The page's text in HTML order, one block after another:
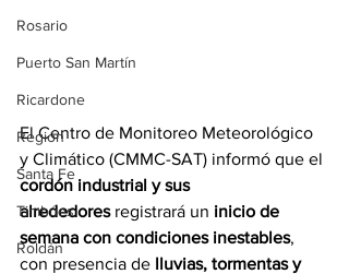
Rosario
Puerto San Martín
Ricardone
Región
Santa Fe
Timbúes
Roldán
El Centro de Monitoreo Meteorológico
y Climático (CMMC-SAT) informó que el
cordón industrial y sus
alrededores registrará un inicio de
semana con condiciones inestables,
con presencia de lluvias, tormentas y